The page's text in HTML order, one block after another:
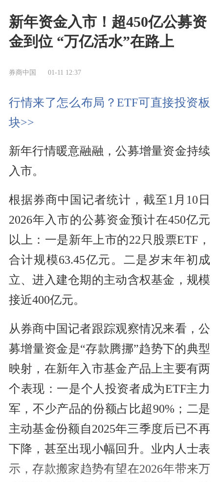
新年资金入市！超450亿公募资
金到位 “万亿活水”在路上
券商中国 01-11 12:37
行情来了怎么布局？ETF可直接投资板
块>>
新年行情暖意融融，公募增量资金持续
入市。
根据券商中国记者统计，截至1月10日
2026年入市的公募资金预计在450亿元
以上：一是新年上市的22只股票ETF，
合计规模63.45亿元。二是岁末年初成
立、进入建仓期的主动含权基金，规模
接近400亿元。
从券商中国记者跟踪观察情况来看，公
募增量资金是“存款腾挪”趋势下的典型
映射，在新年入市基金产品上主要有两
个表现：一是个人投资者成为ETF主力
军，不少产品的份额占比超90%；二是
主动基金份额自2025年三季度后已不再
下降，甚至出现小幅回升。业内人士表
示，存款搬家趋势有望在2026年带来万